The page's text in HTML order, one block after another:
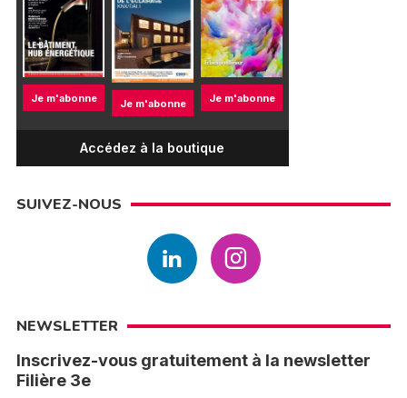
Je m'abonne Je m'abonne Je m'abonne
Accédez à la boutique
SUIVEZ-NOUS
NEWSLETTER
Inscrivez-vous gratuitement à la newsletter
Filière 3e